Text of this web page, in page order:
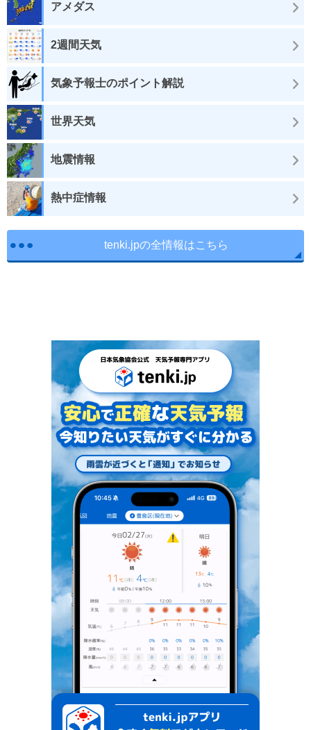
アメダス
2週間天気
気象予報士のポイント解説
世界天気
地震情報
熱中症情報
tenki.jpの全情報はこちら